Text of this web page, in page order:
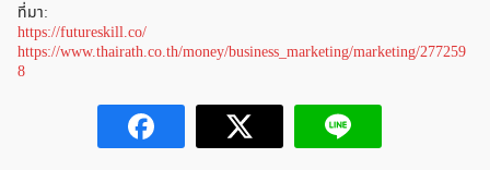
ที่มา:
https://futureskill.co/
https://www.thairath.co.th/money/business_marketing/marketing/277259
8